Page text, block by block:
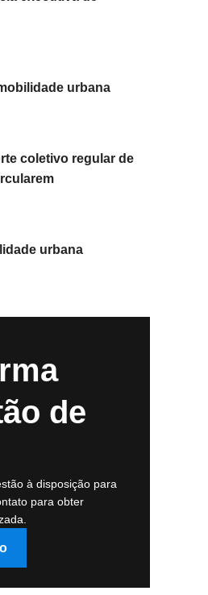
urbana
coletivo regular de
urbana
de
à disposição para
para obter